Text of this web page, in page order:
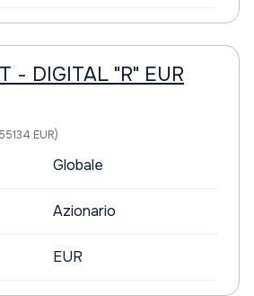
- DIGITAL "R" EUR
EUR)
Globale
Azionario
EUR